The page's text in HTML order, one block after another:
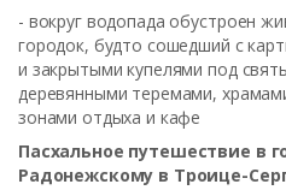
- вокруг водопада обустроен
городок, будто сошедший с
и закрытыми купелями под
деревянными теремами,
зонами отдыха и кафе
Пасхальное путешествие в
Радонежскому в Троице-